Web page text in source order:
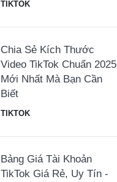
TIKTOK
Chia Sẻ Kích Thước
Video TikTok Chuẩn 2025
Mới Nhất Mà Bạn Cần
Biết
TIKTOK
Bảng Giá Tài Khoản
TikTok Giá Rẻ, Uy Tín -